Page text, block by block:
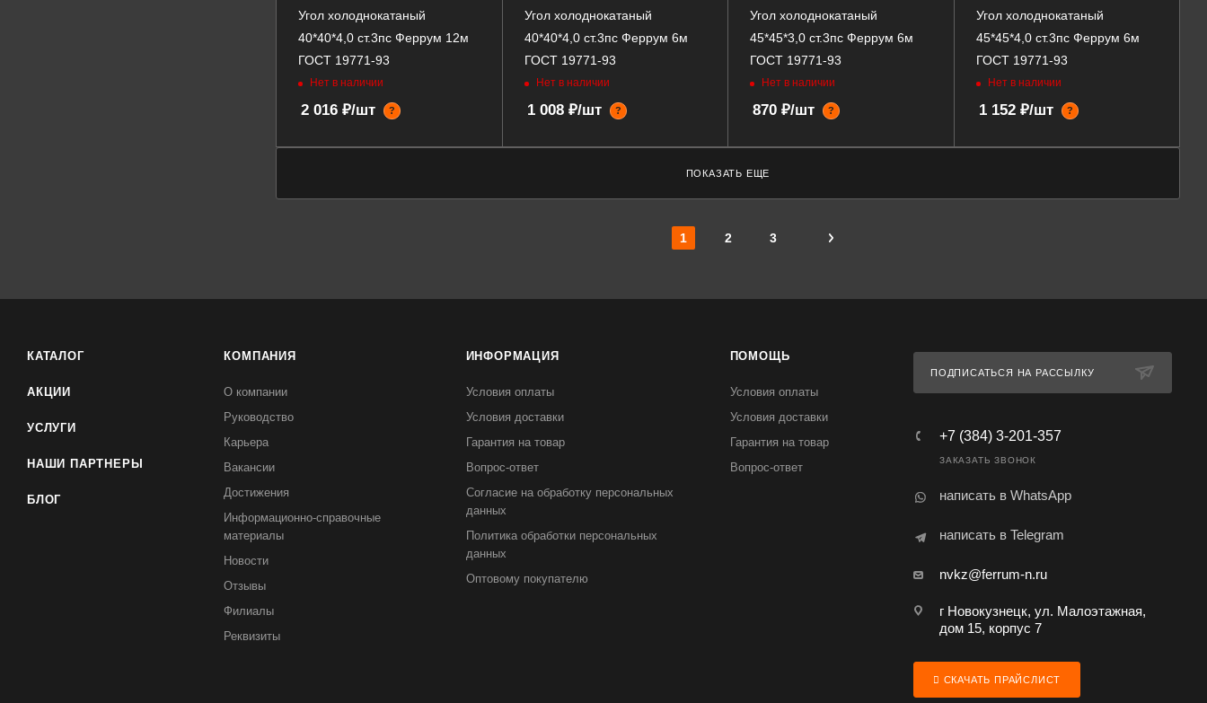
Угол холоднокатаный
40*40*4,0 ст.3пс Феррум 12м
ГОСТ 19771-93
Нет в наличии
2 016 ₽/шт ?
Угол холоднокатаный
40*40*4,0 ст.3пс Феррум 6м
ГОСТ 19771-93
Нет в наличии
1 008 ₽/шт ?
Угол холоднокатаный
45*45*3,0 ст.3пс Феррум 6м
ГОСТ 19771-93
Нет в наличии
870 ₽/шт ?
Угол холоднокатаный
45*45*4,0 ст.3пс Феррум 6м
ГОСТ 19771-93
Нет в наличии
1 152 ₽/шт ?
ПОКАЗАТЬ ЕЩЕ
1 2 3
КАТАЛОГ
АКЦИИ
УСЛУГИ
НАШИ ПАРТНЕРЫ
БЛОГ
КОМПАНИЯ
О компании
Руководство
Карьера
Вакансии
Достижения
Информационно-справочные
материалы
Новости
Отзывы
Филиалы
Реквизиты
ИНФОРМАЦИЯ
Условия оплаты
Условия доставки
Гарантия на товар
Вопрос-ответ
Согласие на обработку персональных
данных
Политика обработки персональных
данных
Оптовому покупателю
ПОМОЩЬ
Условия оплаты
Условия доставки
Гарантия на товар
Вопрос-ответ
ПОДПИСАТЬСЯ НА РАССЫЛКУ
+7 (384) 3-201-357
ЗАКАЗАТЬ ЗВОНОК
написать в WhatsApp
написать в Telegram
nvkz@ferrum-n.ru
г Новокузнецк, ул. Малоэтажная,
дом 15, корпус 7
СКАЧАТЬ ПРАЙСЛИСТ